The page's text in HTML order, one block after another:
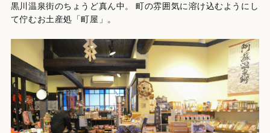
入
年
交
最
駐
黒川温泉街のちょうど真ん中。 町の雰囲気に溶け込むようにし
て佇むお土産処「町屋」。